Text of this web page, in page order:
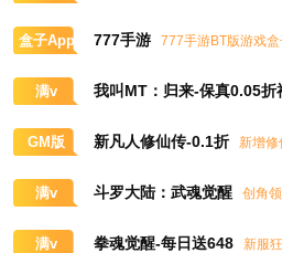
盒子App 777手游
777手游BT版游戏
满v 我叫MT：归来-保真0.05折
GM版 新凡人修仙传-0.1折
新增修
满v 斗罗大陆：武魂觉醒
创角
满v 拳魂觉醒-每日送648 新服